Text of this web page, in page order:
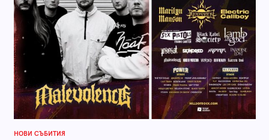
НОВИ СЪБИТИЯ